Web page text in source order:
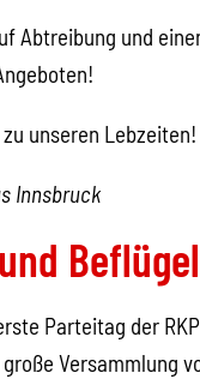
Abtreibung und
unseren Lebzeiten!
Innsbruck
Parteitag der
Versammlung